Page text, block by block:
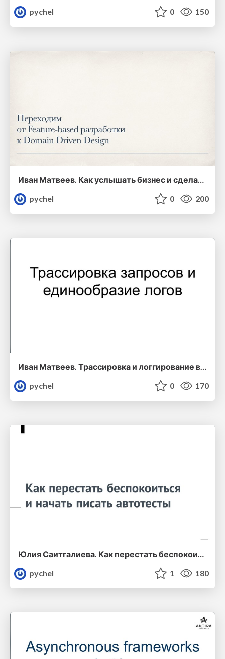
pychel 0 150
Иван Матвеев. Как услышать бизнес и сделать быстро, в бюджет и качественно: уходим от feature-based разработки и концентрируемся на домене
pychel
0 200
Иван Матвеев. Трассировка и логгирование в микросервисах: зачем, как, а также грабли и как наступать на них аккуратно
pychel
0 170
pychel
1 180